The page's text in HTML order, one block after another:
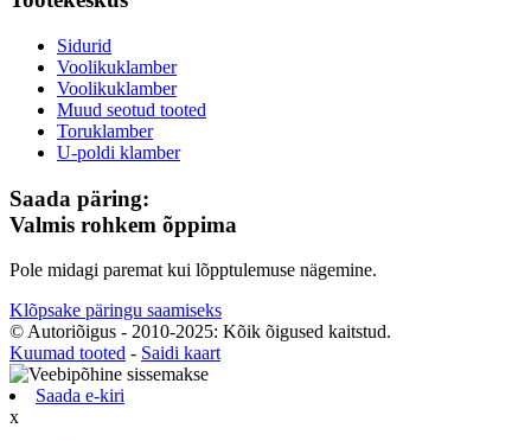
Sidurid
Voolikuklamber
Voolikuklamber
Muud seotud tooted
Toruklamber
U-poldi klamber
Saada päring:
Valmis rohkem õppima
Pole midagi paremat kui lõpptulemuse nägemine.
Klõpsake päringu saamiseks
© Autoriõigus - 2010-2025: Kõik õigused kaitstud.
Kuumad tooted - Saidi kaart
Saada e-kiri
x